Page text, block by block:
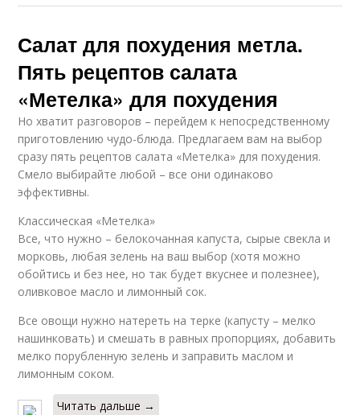
Салат для похудения метла.
Пять рецептов салата
«Метелка» для похудения
Но хватит разговоров – перейдем к непосредственному
приготовлению чудо-блюда. Предлагаем вам на выбор
сразу пять рецептов салата «Метелка» для похудения.
Смело выбирайте любой – все они одинаково
эффективны.
Классическая «Метелка»
Все, что нужно – белокочанная капуста, сырые свекла и
морковь, любая зелень на ваш выбор (хотя можно
обойтись и без нее, но так будет вкуснее и полезнее),
оливковое масло и лимонный сок.
Все овощи нужно натереть на терке (капусту – мелко
нашинковать) и смешать в равных пропорциях, добавить
мелко порубленную зелень и заправить маслом и
лимонным соком.
Читать дальше →